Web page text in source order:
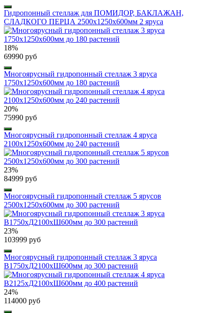
Гидропонный стеллаж для ПОМИДОР, БАКЛАЖАН,
СЛАДКОГО ПЕРЦА 2500х1250х600мм 2 яруса
18%
69990 руб
Многоярусный гидропонный стеллаж 3 яруса
1750х1250х600мм до 180 растений
20%
75990 руб
Многоярусный гидропонный стеллаж 4 яруса
2100х1250х600мм до 240 растений
23%
84999 руб
Многоярусный гидропонный стеллаж 5 ярусов
2500х1250х600мм до 300 растений
23%
103999 руб
Многоярусный гидропонный стеллаж 3 яруса
B1750хД2100хШ600мм до 300 растений
24%
114000 руб